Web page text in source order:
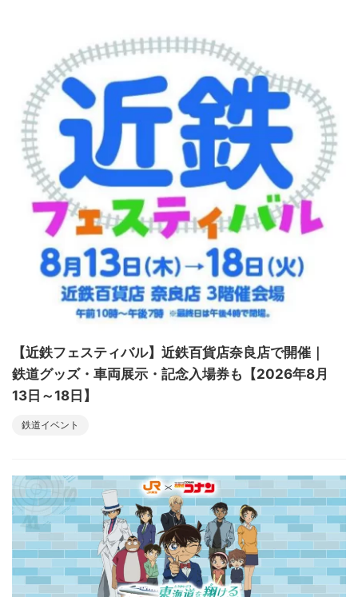
【近鉄フェスティバル】近鉄百貨店奈良店で開催｜
鉄道グッズ・車両展示・記念入場券も【2026年8月
13日～18日】
鉄道イベント